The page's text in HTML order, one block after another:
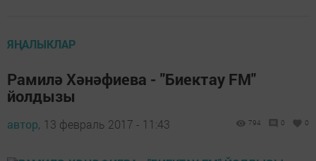
ЯҢАЛЫКЛАР
Рамилә Хәнәфиева - "Биектау FM"
йолдызы
автор, 13 февраль 2017 - 11:43 794 0 0